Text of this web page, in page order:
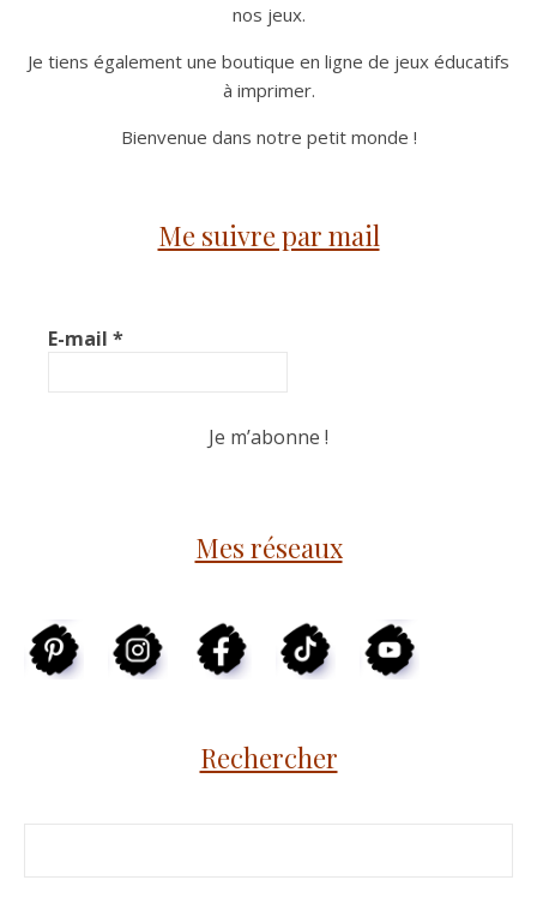
nos jeux.
Je tiens également une boutique en ligne de jeux éducatifs
à imprimer.
Bienvenue dans notre petit monde !
Me suivre par mail
E-mail *
Mes réseaux
Rechercher